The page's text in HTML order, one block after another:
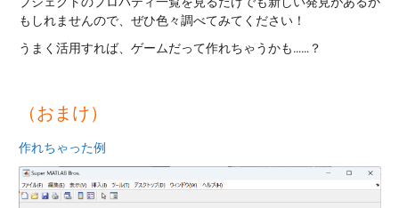
もしれませんので、ぜひ色々調べてみてください！
うまく活用すれば、ゲームだって作れちゃうかも……？
（おまけ）
作れちゃった例